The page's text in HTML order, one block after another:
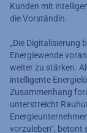
Kunden mit
die Vorständin.
„Die Digitalisierung
Energiewende
weiter zu stärken.
intelligente
Zusammenhang
unterstreicht
vorzuleben“, betont